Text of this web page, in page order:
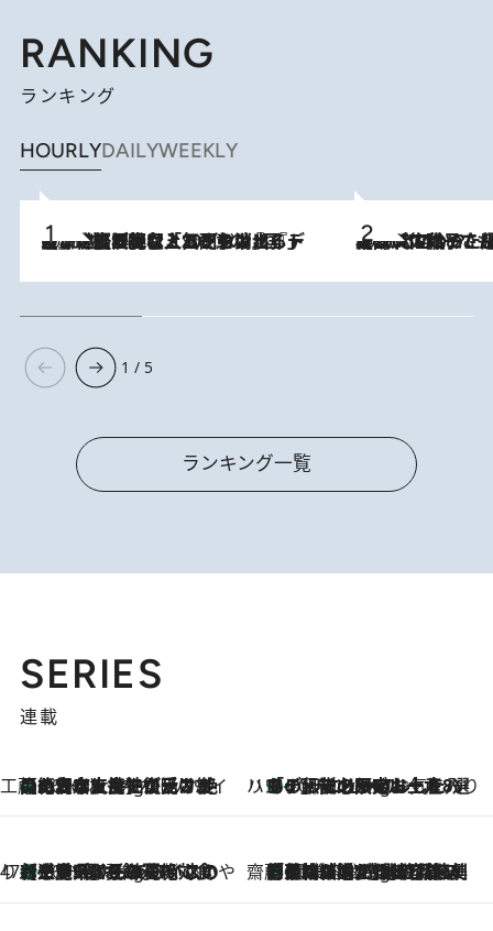
RANKING
ランキング
HOURLYDAILYWEEKLY
2026.8.5
【なぜ吉沢亮は「気配を消せる」のか？】興行収入208億の『国宝』を経て挑むミュージカル『ディア・エヴァン・ハンセン』。トップ俳優が舞台上でさらけ出した“孤独”とは 2026.8.5
【阿川佐和子さんの年とる力】なぜ70代で始めた趣味は“こんなに楽しい”のか？ ピアノ、俳句…スランプに陥っても続けられる“ある秘訣”とは
1 / 5
ランキング一覧
SERIES
連載
工藤まやのおもてなしハワイ
10 Hours Ago
【ハワイ土産】ローカルの絶大な支持で復活！ 絶品の幻クッキー《元ファンの日本人女性が受け継いだ名店》 ハワイ賢者 リサのお気に入りリスト10 Hours Ago
あの伝説の限定トートも！ リニューアルした「ディーン＆デルーカ ハワイ」で必須のお土産8選
47都道府県の手みやげ ひんやりスイーツで夏を満喫
10 Hours Ago
【三重県】この夏絶対食べたい 冷やしておいしいおやつ3選 お餅×アイスの新感覚スイーツ 齋藤 薫 美容脳ルネサンス
10 Hours Ago
「荷物が増えるほど旅ストレスは増す」美容ジャーナリストがたどり着いた最終結論。“化粧品を劇的に減らす”感動の凝縮美容とは